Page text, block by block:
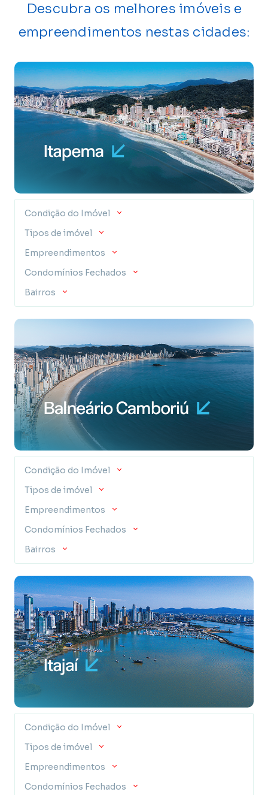
Descubra os melhores imóveis e
empreendimentos nestas cidades:
Condição do Imóvel
Tipos de imóvel
Empreendimentos
Condomínios Fechados
Bairros
Condição do Imóvel
Tipos de imóvel
Empreendimentos
Condomínios Fechados
Bairros
Condição do Imóvel
Tipos de imóvel
Empreendimentos
Condomínios Fechados